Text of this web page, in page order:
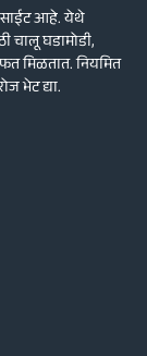
आहे. येथे
चालू घडामोडी,
मिळतात. नियमित
भेट द्या.